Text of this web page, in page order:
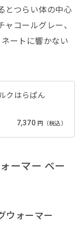
とつらい体の中心
コールグレー、
ートに響かない
クはらぱん
7,370 円（税込）
ーマー ベー
ウォーマー